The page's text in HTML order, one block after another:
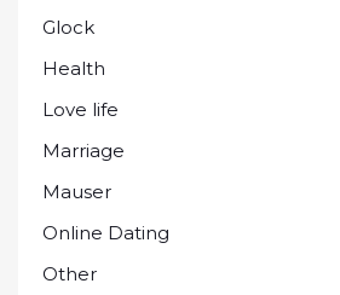
Glock
Health
Love life
Marriage
Mauser
Online Dating
Other